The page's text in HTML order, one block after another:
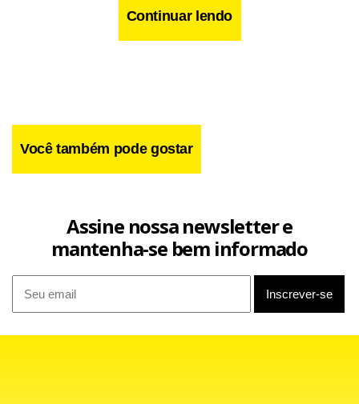
justamente porque no passado se investiu pouco. Agora,
Continuar lendo
Você também pode gostar
Assine nossa newsletter e
mantenha-se bem informado